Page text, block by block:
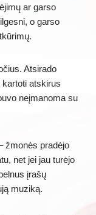
ar garso
o garso
Atsirado
atskirus
neįmanoma su
žmonės pradėjo
net jei jau turėjo
įrašų
muziką.